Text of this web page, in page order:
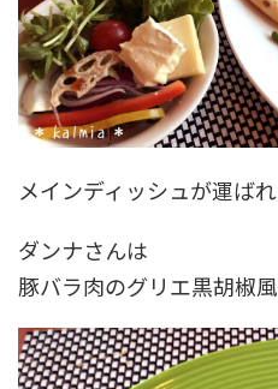
メインディッシュが運ば
ダンナさんは
豚バラ肉のグリエ黒胡椒